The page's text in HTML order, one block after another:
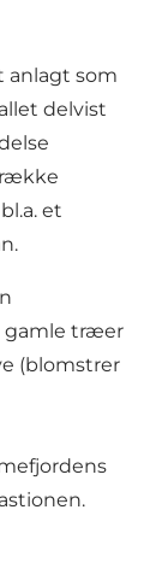
anlagt som
delvist
et
gamle træer
(blomstrer